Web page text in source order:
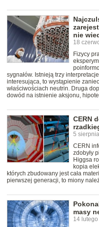
nie
18
Fizycy
sygnałów. Istnieją trzy
interesująca, to wystąpienie
właściwościach neutrin. Druga
dowód na istnienie aksjonu,
CERN
5
CERN
zdobyły
Higgsa
kopia
których zbudowany jest cała
pierwszej generacji, to miony
masy
14